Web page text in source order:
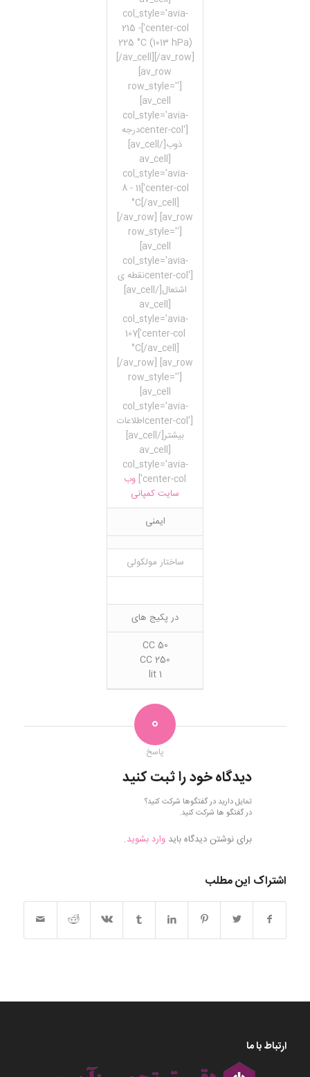
col_style='avia-
center-col']215 -
225 °C (1013 hPa)
[/av_cell][/av_row]
[av_row
row_style='']
[av_cell
col_style='avia-
center-col']درجه
ذوب[/av_cell]
[av_cell
col_style='avia-
center-col']8 - 11
°C[/av_cell]
[/av_row] [av_row
row_style='']
[av_cell
col_style='avia-
center-col']نقطه ی
اشتعال[/av_cell]
[av_cell
col_style='avia-
center-col']107
°C[/av_cell]
[/av_row] [av_row
row_style='']
[av_cell
col_style='avia-
center-col']اطلاعات
بیشتر[/av_cell]
[av_cell
col_style='avia-
center-col'] وب
سایت کمپانی
ایمنی
ساختار مولکولی
در پکیج های
50 CC
250 CC
1 lit
0
پاسخ
دیدگاه خود را ثبت کنید
تمایل دارید در گفتگوها شرکت کنید؟
در گفتگو ها شرکت کنید.
برای نوشتن دیدگاه باید وارد بشوید.
اشتراک این مطلب
ارتباط با ما